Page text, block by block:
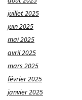
juillet 2025
juin 2025
mai 2025
avril 2025
mars 2025
février 2025
janvier 2025